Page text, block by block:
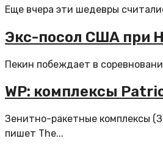
Еще вчера эти шедевры
Экс-посол США при
Пекин побеждает в
WP: комплексы
Зенитно-ракетные комплексы
пишет The...